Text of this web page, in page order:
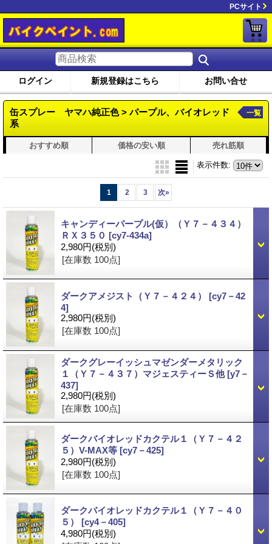
PCサイト
ログイン 新規登録はこちら お問い合せ
缶スプレー ヤマハ純正色 > パープル、バイオレッド
系
一覧
おすすめ順 価格の安い順 売れ筋順
表示件数:
1 2 3 次»
キャンディーパープル(仮）（Ｙ７－４３４）
ＲＸ３５０ [cy7-434a]
2,980円(税別)
[在庫数 100点]
ダークアメジスト（Ｙ７－４２４） [cy7－42
4]
2,980円(税別)
[在庫数 100点]
ダークグレーイッシュマゼンダーメタリック
１（Ｙ７－４３７）マジェスティーＳ他[y7－
437]
2,980円(税別)
[在庫数 100点]
ダークバイオレッドカクテル１（Ｙ７－４２
５）V-MAX等 [cy7－425]
2,980円(税別)
[在庫数 100点]
ダークバイオレッドカクテル１（Ｙ７－４０
５） [cy4－405]
4,980円(税別)